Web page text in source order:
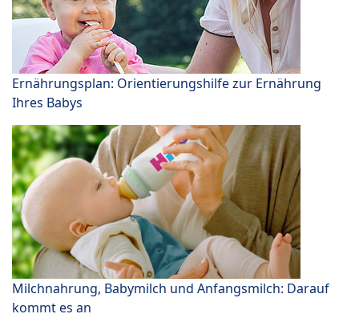
Ernährungsplan: Orientierungshilfe zur Ernährung
Ihres Babys
Milchnahrung, Babymilch und Anfangsmilch: Darauf
kommt es an